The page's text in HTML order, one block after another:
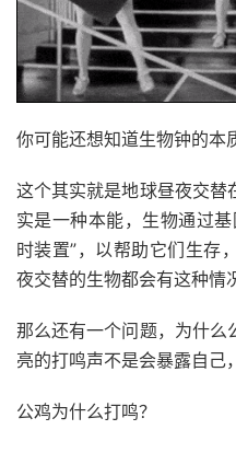
你可能还想知道生物钟的本
这个其实就是地球昼夜交替
实是一种本能，生物通过
时装置”，以帮助它们生存
夜交替的生物都会有这种情
那么还有一个问题，为什么
亮的打鸣声不是会暴露自己
公鸡为什么打鸣？